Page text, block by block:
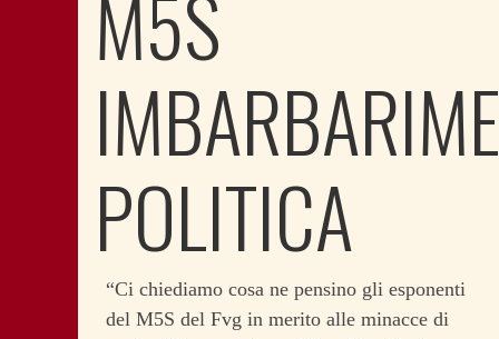
M5S
POLITICA
“Ci chiediamo cosa ne pensino gli esponenti
del M5S del Fvg in merito alle minacce di